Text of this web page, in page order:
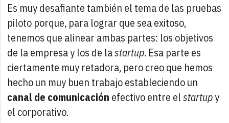
Es muy desafiante también el tema de las pruebas
piloto porque, para lograr que sea exitoso,
tenemos que alinear ambas partes: los objetivos
de la empresa y los de lastartup. Esa parte es
ciertamente muy retadora, pero creo que hemos
hecho un muy buen trabajo estableciendo un
canal de comunicación efectivo entre elstartupy
el corporativo.